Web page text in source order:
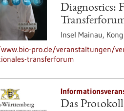
Diagnostics:
Insel Mainau,
pro.de/veranstaltungen/
transferforum
Das